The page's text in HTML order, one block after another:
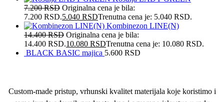
7.200RSD Originalna cena je bila:
7.200 RSD.5.040 RSDTrenutna cena je: 5.040 RSD.
Kombinezon LINE(N)
14.400RSD Originalna cena je bila:
14.400 RSD.10.080 RSDTrenutna cena je: 10.080 RSD.
BLACK BASIC majica 5.600 RSD
Custom-made pristup, vrhunski kvalitet materijala koje koristimo i